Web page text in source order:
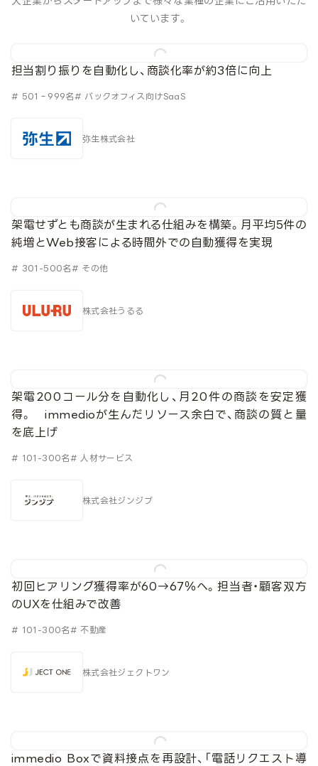
いています。
担当割り振りを自動化し、商談化率が約3倍に向上
# 501‐999名# バックオフィス向けSaaS
弥生株式会社
架電せずとも商談が生まれる仕組みを構築。月平均5件の
純増とWeb接客による時間外での自動獲得を実現
# 301-500名# その他
株式会社うるる
架電200コール分を自動化し、月20件の商談を安定獲
得。 immedioが生んだリソース余白で、商談の質と量
を底上げ
# 101-300名# 人材サービス
株式会社ジンジブ
初回ヒアリング獲得率が60→67％へ。担当者・顧客双方
のUXを仕組みで改善
# 101-300名# 不動産
株式会社ジェクトワン
immedio Boxで資料接点を再設計、「電話リクエスト導